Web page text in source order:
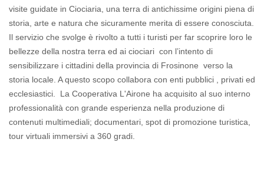
visite guidate in Ciociaria, una terra di antichissime origini piena di
storia, arte e natura che sicuramente merita di essere conosciuta.
Il servizio che svolge è rivolto a tutti i turisti per far scoprire loro le
bellezze della nostra terra ed ai ciociari con l’intento di
sensibilizzare i cittadini della provincia di Frosinone verso la
storia locale. A questo scopo collabora con enti pubblici , privati ed
ecclesiastici. La Cooperativa L'Airone ha acquisito al suo interno
professionalità con grande esperienza nella produzione di
contenuti multimediali; documentari, spot di promozione turistica,
tour virtuali immersivi a 360 gradi.